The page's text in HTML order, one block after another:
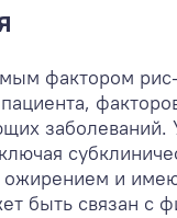
фактором
и
быть связан с